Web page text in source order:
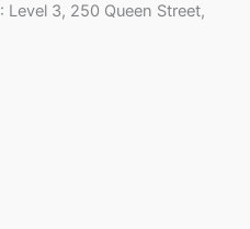
: Level 3, 250 Queen Street,